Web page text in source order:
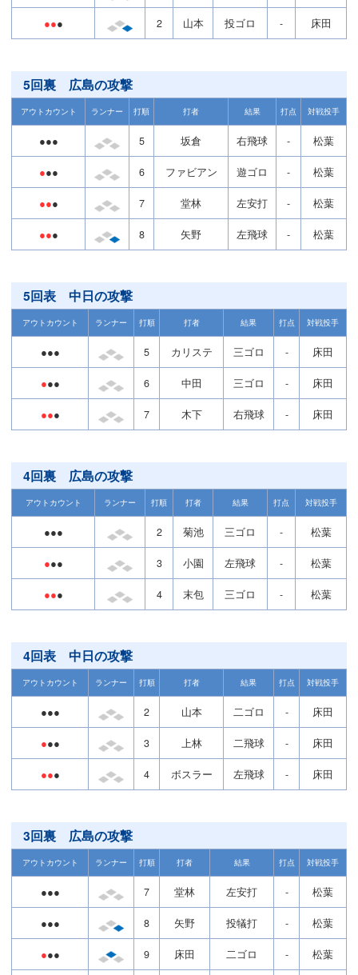
●●● 2 山本 投ゴロ - 床田
5回裏 広島の攻撃
アウトカウント ランナー 打順 打者 結果 打点 対戦投手
●●● 5 坂倉 右飛球 - 松葉
●●● 6 ファビアン 遊ゴロ - 松葉
●●● 7 堂林 左安打 - 松葉
●●● 8 矢野 左飛球 - 松葉
5回表 中日の攻撃
アウトカウント ランナー 打順 打者 結果 打点 対戦投手
●●● 5 カリステ 三ゴロ - 床田
●●● 6 中田 三ゴロ - 床田
●●● 7 木下 右飛球 - 床田
4回裏 広島の攻撃
アウトカウント ランナー 打順 打者 結果 打点 対戦投手
●●● 2 菊池 三ゴロ - 松葉
●●● 3 小園 左飛球 - 松葉
●●● 4 末包 三ゴロ - 松葉
4回表 中日の攻撃
アウトカウント ランナー 打順 打者 結果 打点 対戦投手
●●● 2 山本 二ゴロ - 床田
●●● 3 上林 二飛球 - 床田
●●● 4 ボスラー 左飛球 - 床田
3回裏 広島の攻撃
アウトカウント ランナー 打順 打者 結果 打点 対戦投手
●●● 7 堂林 左安打 - 松葉
●●● 8 矢野 投犠打 - 松葉
●●● 9 床田 二ゴロ - 松葉